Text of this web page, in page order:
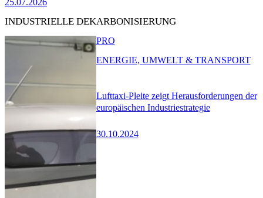
INDUSTRIELLE DEKARBONISIERUNG
Lufttaxi-Pleite zeigt Herausforderungen der
europäischen Industriestrategie
30.10.2024
PRO
ENERGIE, UMWELT & TRANSPORT